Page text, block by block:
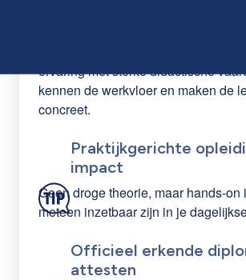
ervaring met sterke didactische
kennen de werkvloer en maken de
concreet.
Praktijkgerichte
impact
Geen droge theorie, maar hands-
meteen inzetbaar zijn in je
Officieel erkende
attesten